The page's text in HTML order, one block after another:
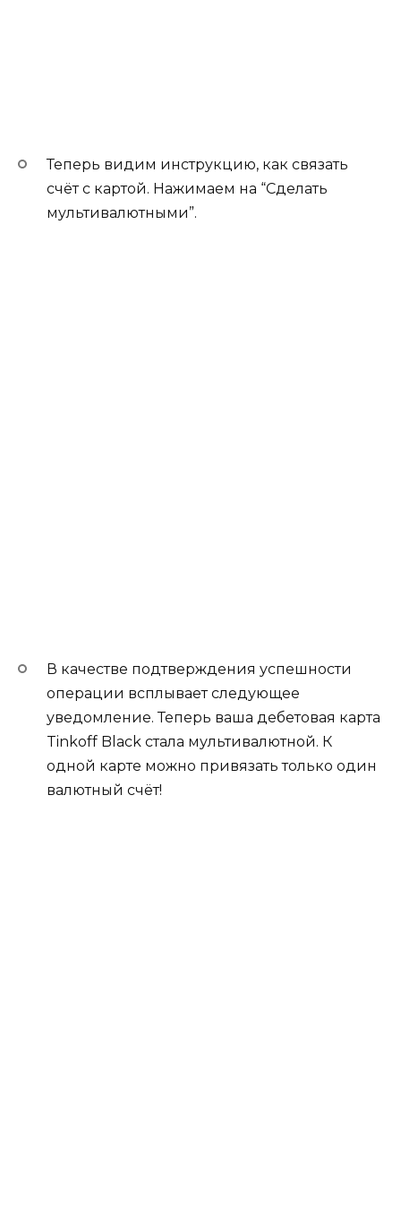
Теперь видим инструкцию, как связать
счёт с картой. Нажимаем на “Сделать
мультивалютными”.
В качестве подтверждения успешности
операции всплывает следующее
уведомление. Теперь ваша дебетовая карта
Tinkoff Black стала мультивалютной. К
одной карте можно привязать только один
валютный счёт!